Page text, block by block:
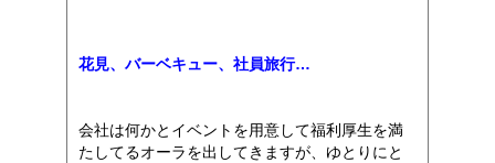
花見、バーベキュー、社員旅行…
会社は何かとイベントを用意して福利厚生を満
たしてるオーラを出してきますが、ゆとりにと